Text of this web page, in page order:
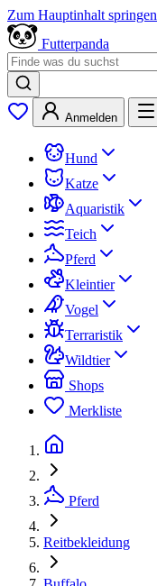
Zum Hauptinhalt springen
Futterpanda
Anmelden
Hund
Katze
Aquaristik
Teich
Pferd
Kleintier
Vogel
Terraristik
Wildtier
Shops
Merkliste
Pferd
Reitbekleidung